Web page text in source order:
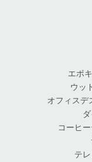
エポ
ウッ
オフィスデ
コーヒ
テ